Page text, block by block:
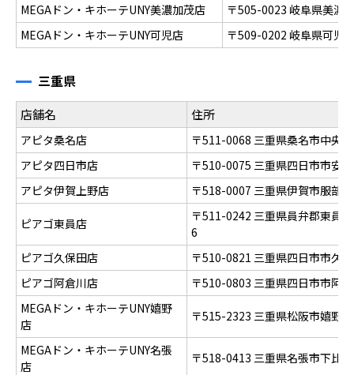
MEGAドン・キホーテUNY美濃加茂店
〒505-0023 岐阜県美濃
MEGAドン・キホーテUNY可児店
〒509-0202 岐阜県可児
三重県
店舗名 住所
アピタ桑名店
〒511-0068 三重県桑名市中央
アピタ四日市店
〒510-0075 三重県四日市市安
アピタ伊賀上野店
〒518-0007 三重県伊賀市服部
ピアゴ東員店
〒511-0242 三重県員弁郡東員
6
ピアゴ久保田店
〒510-0821 三重県四日市市久
ピアゴ阿倉川店
〒510-0803 三重県四日市市阿
MEGAドン・キホーテUNY嬉野
店
〒515-2323 三重県松阪市嬉野
MEGAドン・キホーテUNY名張
店
〒518-0413 三重県名張市下比